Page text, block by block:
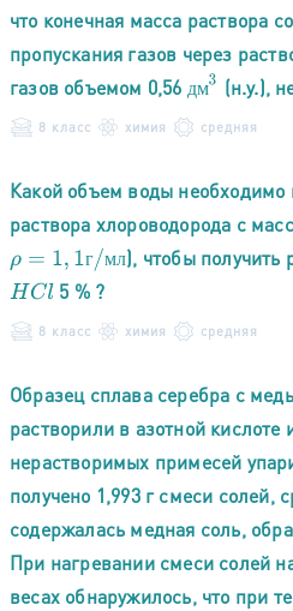
что конечная масса раствора
пропускания газов через
газов объемом 0,56 дм
дм3 (н.у.),
8 класс химия средняя
Какой объем воды необходимо
раствора хлороводорода с
г мл
ρ= 1,1 г/ мл
), чтобы получить
HCl 5 % ?
8 класс химия средняя
Образец сплава серебра с
растворили в азотной кислоте
нерастворимых примесей
получено 1,993 г смеси солей,
содержалась медная соль,
При нагревании смеси солей
весах обнаружилось, что при